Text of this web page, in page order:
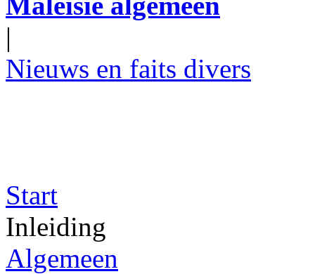
|
Nieuws en faits divers
Start
Inleiding
Algemeen